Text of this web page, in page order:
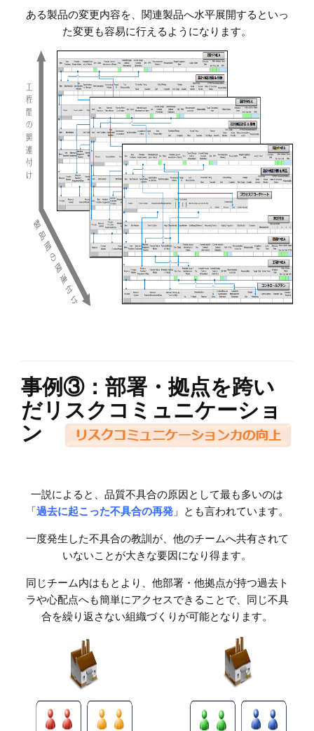
ある製品の変更内容を、関連製品へ水平展開するといっ
た変更も容易に行えるようになります。
事例③：部署・拠点を跨い
だリスクコミュニケーショ
ン
一説によると、品質不具合の原因として最も多いのは
「過去に起こった不具合の再発」とも言われています。
一度発生した不具合の教訓が、他のチームへ共有されて
いないことが大きな要因になり得ます。
同じチーム内はもとより、他部署・他拠点が持つ過去ト
ラや心配点へも簡単にアクセスできることで、同じ不具
合を繰り返さない組織づくりが可能となります。